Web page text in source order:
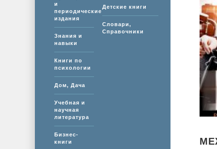
и
периодические
издания
Знания и
навыки
Книги по
психологии
Дом, Дача
Учебная и
научная
литература
Бизнес-
книги
Детские книги
Словари,
Справочники